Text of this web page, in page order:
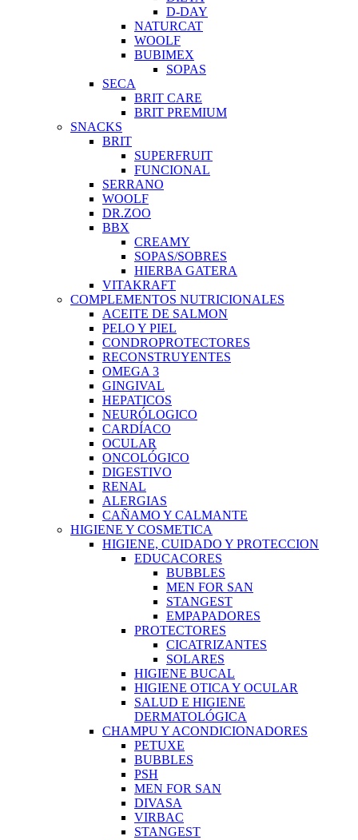
D-DAY
NATURCAT
WOOLF
BUBIMEX
SOPAS
SECA
BRIT CARE
BRIT PREMIUM
SNACKS
BRIT
SUPERFRUIT
FUNCIONAL
SERRANO
WOOLF
DR.ZOO
BBX
CREAMY
SOPAS/SOBRES
HIERBA GATERA
VITAKRAFT
COMPLEMENTOS NUTRICIONALES
ACEITE DE SALMON
PELO Y PIEL
CONDROPROTECTORES
RECONSTRUYENTES
OMEGA 3
GINGIVAL
HEPATICOS
NEURÓLOGICO
CARDÍACO
OCULAR
ONCOLÓGICO
DIGESTIVO
RENAL
ALERGIAS
CAÑAMO Y CALMANTE
HIGIENE Y COSMETICA
HIGIENE, CUIDADO Y PROTECCION
EDUCACORES
BUBBLES
MEN FOR SAN
STANGEST
EMPAPADORES
PROTECTORES
CICATRIZANTES
SOLARES
HIGIENE BUCAL
HIGIENE OTICA Y OCULAR
SALUD E HIGIENE
DERMATOLÓGICA
CHAMPU Y ACONDICIONADORES
PETUXE
BUBBLES
PSH
MEN FOR SAN
DIVASA
VIRBAC
STANGEST